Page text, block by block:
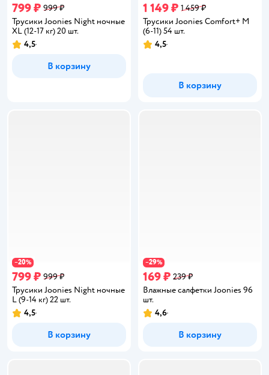
799 ₽ 999 ₽
Трусики Joonies Night ночные
XL (12-17 кг) 20 шт.
Рейтинг:
4,5
В корзину
1 149 ₽ 1 459 ₽
Трусики Joonies Comfort+ M
(6-11) 54 шт.
Рейтинг:
4,5
В корзину
−20%
799 ₽ 999 ₽
Трусики Joonies Night ночные
L (9-14 кг) 22 шт.
Рейтинг:
4,5
В корзину
−29%
169 ₽ 239 ₽
Влажные салфетки Joonies 96
шт.
Рейтинг:
4,6
В корзину